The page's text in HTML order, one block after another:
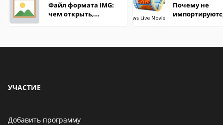
Файл формата IMG:
чем открыть,
Почему не
УЧАСТИЕ
Добавить программу